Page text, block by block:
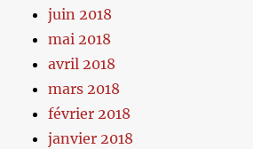
juin 2018
mai 2018
avril 2018
mars 2018
février 2018
janvier 2018